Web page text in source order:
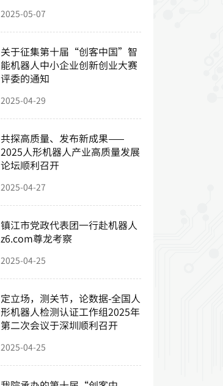
2025-05-07
关于征集第十届“创客中国”智
能机器人中小企业创新创业大赛
评委的通知
2025-04-29
共探高质量、发布新成果——
2025人形机器人产业高质量发展
论坛顺利召开
2025-04-27
镇江市党政代表团一行赴机器人
z6.com尊龙考察
2025-04-25
定立场，测关节，论数据-全国人
形机器人检测认证工作组2025年
第二次会议于深圳顺利召开
2025-04-25